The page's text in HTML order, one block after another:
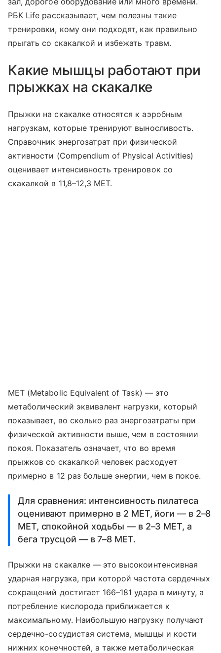
РБК Life рассказывает, чем полезны такие
тренировки, кому они подходят, как правильно
прыгать со скакалкой и избежать травм.
Какие мышцы работают при
прыжках на скакалке
Прыжки на скакалке относятся к аэробным
нагрузкам, которые тренируют выносливость.
Справочник энергозатрат при физической
активности (Compendium of Physical Activities)
оценивает интенсивность тренировок со
скакалкой в 11,8–12,3 MET.
MET (Metabolic Equivalent of Task) — это
метаболический эквивалент нагрузки, который
показывает, во сколько раз энергозатраты при
физической активности выше, чем в состоянии
покоя. Показатель означает, что во время
прыжков со скакалкой человек расходует
примерно в 12 раз больше энергии, чем в покое.
Для сравнения: интенсивность пилатеса
оценивают примерно в 2 MET, йоги ― в 2–8
MET, спокойной ходьбы ― в 2–3 МЕТ, а
бега трусцой — в 7–8 МЕТ.
Прыжки на скакалке — это высокоинтенсивная
ударная нагрузка, при которой частота сердечных
сокращений достигает 166–181 удара в минуту, а
потребление кислорода приближается к
максимальному. Наибольшую нагрузку получают
сердечно-сосудистая система, мышцы и кости
нижних конечностей, а также метаболическая